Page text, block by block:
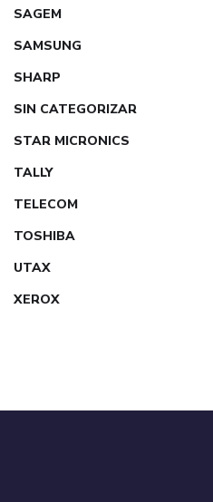
SAGEM
SAMSUNG
SHARP
SIN CATEGORIZAR
STAR MICRONICS
TALLY
TELECOM
TOSHIBA
UTAX
XEROX